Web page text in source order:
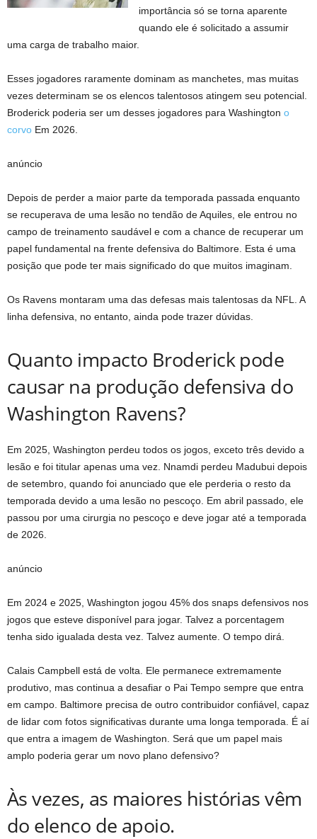
importância só se torna aparente
quando ele é solicitado a assumir
uma carga de trabalho maior.
Esses jogadores raramente dominam as manchetes, mas muitas
vezes determinam se os elencos talentosos atingem seu potencial.
Broderick poderia ser um desses jogadores para Washington o
corvo Em 2026.
anúncio
Depois de perder a maior parte da temporada passada enquanto
se recuperava de uma lesão no tendão de Aquiles, ele entrou no
campo de treinamento saudável e com a chance de recuperar um
papel fundamental na frente defensiva do Baltimore. Esta é uma
posição que pode ter mais significado do que muitos imaginam.
Os Ravens montaram uma das defesas mais talentosas da NFL. A
linha defensiva, no entanto, ainda pode trazer dúvidas.
Quanto impacto Broderick pode
causar na produção defensiva do
Washington Ravens?
Em 2025, Washington perdeu todos os jogos, exceto três devido a
lesão e foi titular apenas uma vez. Nnamdi perdeu Madubui depois
de setembro, quando foi anunciado que ele perderia o resto da
temporada devido a uma lesão no pescoço. Em abril passado, ele
passou por uma cirurgia no pescoço e deve jogar até a temporada
de 2026.
anúncio
Em 2024 e 2025, Washington jogou 45% dos snaps defensivos nos
jogos que esteve disponível para jogar. Talvez a porcentagem
tenha sido igualada desta vez. Talvez aumente. O tempo dirá.
Calais Campbell está de volta. Ele permanece extremamente
produtivo, mas continua a desafiar o Pai Tempo sempre que entra
em campo. Baltimore precisa de outro contribuidor confiável, capaz
de lidar com fotos significativas durante uma longa temporada. É aí
que entra a imagem de Washington. Será que um papel mais
amplo poderia gerar um novo plano defensivo?
Às vezes, as maiores histórias vêm
do elenco de apoio.